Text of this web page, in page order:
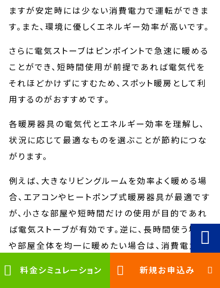
料金シミュレーション 新規お申込み
ますが安定時には少ない消費電力で運転ができま
す。また、環境に優しくエネルギー効率が高いです。
さらに電気ストーブはピンポイントで急速に暖める
ことができ、短時間使用が前提であれば電気代を
それほどかけずにすむため、スポット暖房として利
用するのがおすすめです。
各暖房器具の電気代とエネルギー効率を理解し、
状況に応じて最適なものを選ぶことが節約につな
がります。
例えば、大きなリビングルームを効率よく暖める場
合、エアコンやヒートポンプ式暖房器具が最適です
が、小さな部屋や短時間だけの使用が目的であれ
ば電気ストーブが有効です。逆に、長時間使う場合
や部屋全体を均一に暖めたい場合は、消費電力が
式の方が経済的に優れています。